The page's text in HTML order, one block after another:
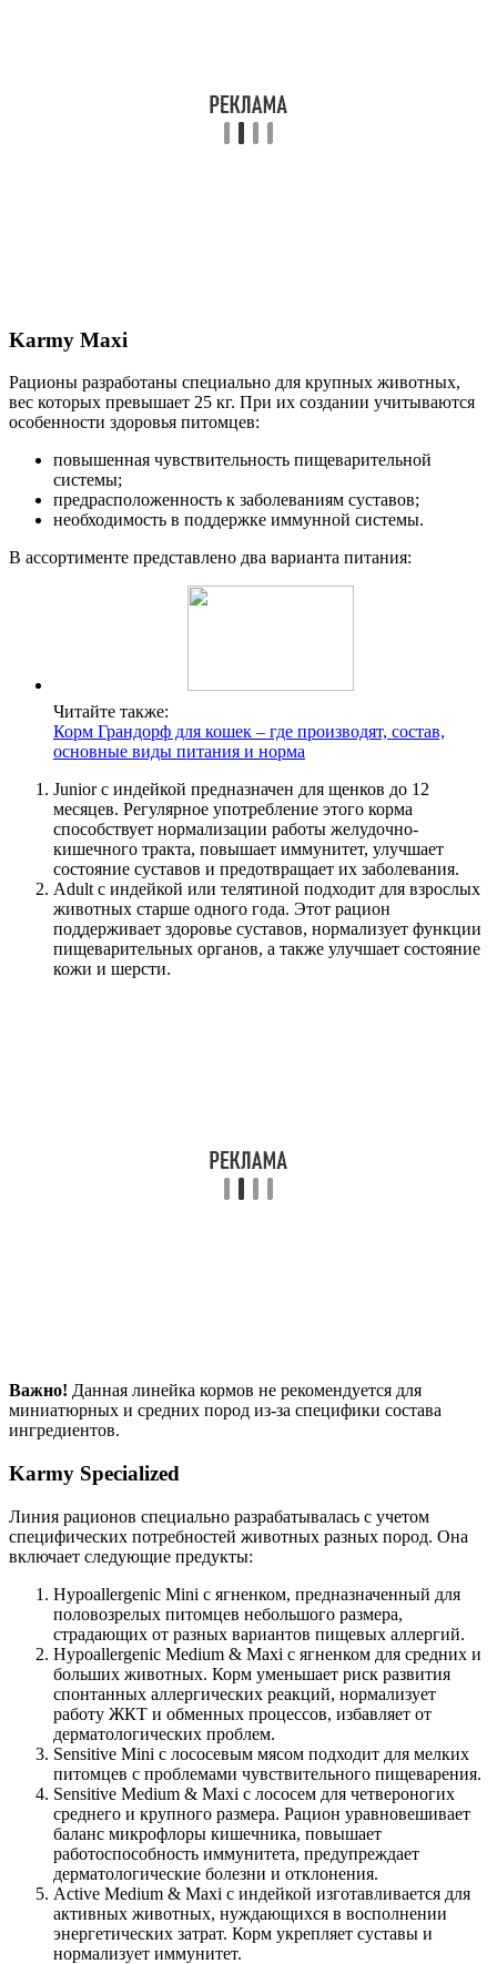
Karmy Maxi
Рационы разработаны специально для крупных животных,
вес которых превышает 25 кг. При их создании учитываются
особенности здоровья питомцев:
повышенная чувствительность пищеварительной
системы;
предрасположенность к заболеваниям суставов;
необходимость в поддержке иммунной системы.
В ассортименте представлено два варианта питания:
Читайте также:
Корм Грандорф для кошек – где производят, состав,
основные виды питания и норма
Junior с индейкой предназначен для щенков до 12
месяцев. Регулярное употребление этого корма
способствует нормализации работы желудочно-
кишечного тракта, повышает иммунитет, улучшает
состояние суставов и предотвращает их заболевания.
Adult с индейкой или телятиной подходит для взрослых
животных старше одного года. Этот рацион
поддерживает здоровье суставов, нормализует функции
пищеварительных органов, а также улучшает состояние
кожи и шерсти.
Важно! Данная линейка кормов не рекомендуется для
миниатюрных и средних пород из-за специфики состава
ингредиентов.
Karmy Specialized
Линия рационов специально разрабатывалась с учетом
специфических потребностей животных разных пород. Она
включает следующие предукты:
Hypoallergenic Mini с ягненком, предназначенный для
половозрелых питомцев небольшого размера,
страдающих от разных вариантов пищевых аллергий.
Hypoallergenic Medium & Maxi с ягненком для средних и
больших животных. Корм уменьшает риск развития
спонтанных аллергических реакций, нормализует
работу ЖКТ и обменных процессов, избавляет от
дерматологических проблем.
Sensitive Mini с лососевым мясом подходит для мелких
питомцев с проблемами чувствительного пищеварения.
Sensitive Medium & Maxi с лососем для четвероногих
среднего и крупного размера. Рацион уравновешивает
баланс микрофлоры кишечника, повышает
работоспособность иммунитета, предупреждает
дерматологические болезни и отклонения.
Active Medium & Maxi с индейкой изготавливается для
активных животных, нуждающихся в восполнении
энергетических затрат. Корм укрепляет суставы и
нормализует иммунитет.